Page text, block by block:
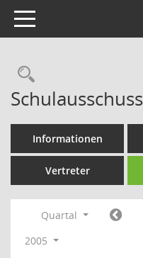
Toggle navigation
Informationen
Vertreter
Quartal
2005